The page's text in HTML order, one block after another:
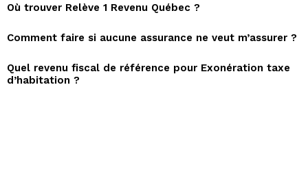
Où trouver Relève 1 Revenu Québec ?
Comment faire si aucune assurance ne veut m’assurer ?
Quel revenu fiscal de référence pour Exonération taxe
d’habitation ?